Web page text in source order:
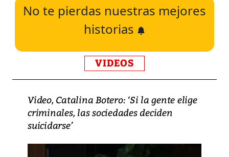
No te pierdas nuestras mejores
historias
VIDEOS
Video, Catalina Botero: ‘Si la gente elige
criminales, las sociedades deciden
suicidarse’